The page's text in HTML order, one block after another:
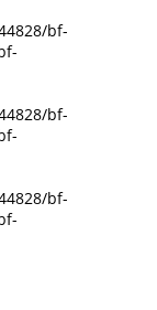
bf-
bf-
bf-